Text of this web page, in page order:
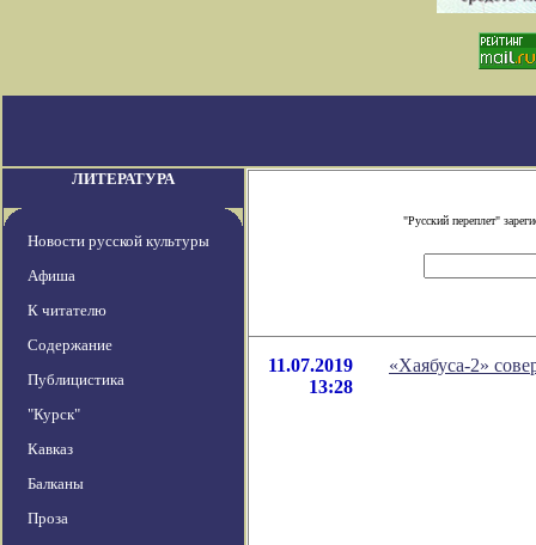
ЛИТЕРАТУРА
Новости русской культуры
Афиша
К читателю
Содержание
Публицистика
"Курск"
Кавказ
Балканы
Проза
"Русский переплет"
11.07.2019
13:28
«Хаябуса-2»